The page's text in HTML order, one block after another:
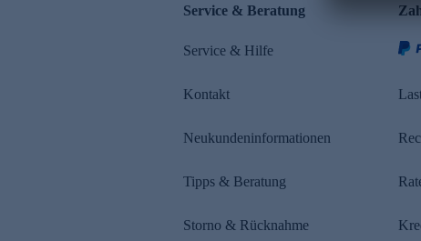
Service & Beratung
Service & Hilfe
Kontakt
Neukundeninformationen
Tipps & Beratung
Storno & Rücknahme